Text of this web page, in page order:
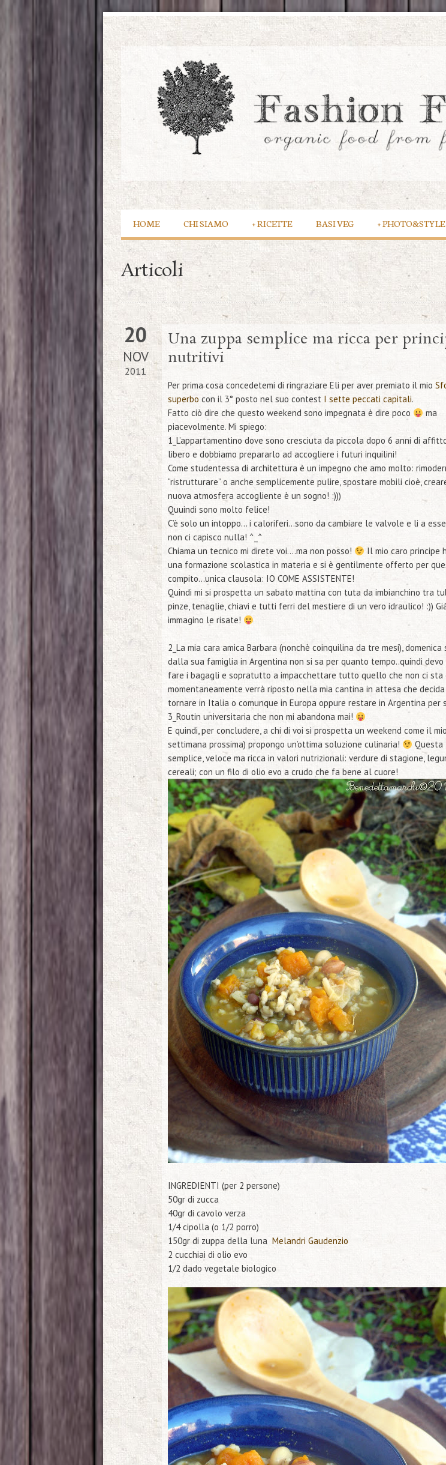
HOME CHI SIAMO RICETTE
+ BASI VEG PHOTO&STYLE
+
Articoli
20
NOV
2011
Una zuppa semplice ma ricca per
nutritivi
Per prima cosa concedetemi di ringraziare Eli per aver premiato il mio
superbo con il 3° posto nel suo contest I sette peccati capitali.
Fatto ciò dire che questo weekend sono impegnata è dire poco
ma
piacevolmente. Mi spiego:
1_ L’appartamentino dove sono cresciuta da piccola dopo 6 anni di
libero e dobbiamo prepararlo ad accogliere i futuri inquilini!
Come studentessa di architettura è un impegno che amo molto:
“ristrutturare” o anche semplicemente pulire, spostare mobili cioè,
nuova atmosfera accogliente è un sogno! :)))
Quuindi sono molto felice!
C’è solo un intoppo… i caloriferi…sono da cambiare le valvole e li a
non ci capisco nulla! ^_^
Chiama un tecnico mi direte voi….ma non posso!
Il mio caro principe
una formazione scolastica in materia e si è gentilmente offerto per
compito…unica clausola: IO COME ASSISTENTE!
Quindi mi si prospetta un sabato mattina con tuta da imbianchino tra
pinze, tenaglie, chiavi e tutti ferri del mestiere di un vero idraulico! :))
immagino le risate!
2_ La mia cara amica Barbara (nonchè coinquilina da tre mesi), domenica
dalla sua famiglia in Argentina non si sa per quanto tempo..quindi
fare i bagagli e sopratutto a impacchettare tutto quello che non ci sta
momentaneamente verrà riposto nella mia cantina in attesa che decida
tornare in Italia o comunque in Europa oppure restare in Argentina per
3_ Routin universitaria che non mi abandona mai!
E quindi, per concludere, a chi di voi si prospetta un weekend come il
settimana prossima) propongo un’ottima soluzione culinaria!
Questa
semplice, veloce ma ricca in valori nutrizionali: verdure di stagione,
cereali; con un filo di olio evo a crudo che fa bene al cuore!
INGREDIENTI (per 2 persone)
50gr di zucca
40gr di cavolo verza
1/4 cipolla (o 1/2 porro)
150gr di zuppa della luna Melandri Gaudenzio
2 cucchiai di olio evo
1/2 dado vegetale biologico